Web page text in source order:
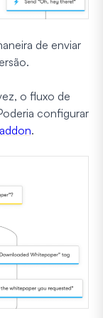
de enviar
o fluxo de
configurar
.